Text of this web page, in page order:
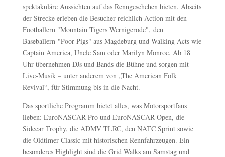
spektakuläre Aussichten auf das Renngeschehen bieten. Abseits
der Strecke erleben die Besucher reichlich Action mit den
Footballern "Mountain Tigers Wernigerode", den
Baseballern "Poor Pigs" aus Magdeburg und Walking Acts wie
Captain America, Uncle Sam oder Marilyn Monroe. Ab 18
Uhr übernehmen DJs und Bands die Bühne und sorgen mit
Live-Musik – unter anderem von „The American Folk
Revival“, für Stimmung bis in die Nacht.
Das sportliche Programm bietet alles, was Motorsportfans
lieben: EuroNASCAR Pro und EuroNASCAR Open, die
Sidecar Trophy, die ADMV TLRC, den NATC Sprint sowie
die Oldtimer Classic mit historischen Rennfahrzeugen. Ein
besonderes Highlight sind die Grid Walks am Samstag und